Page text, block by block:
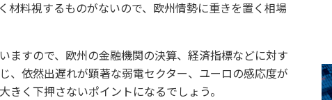
材料視するものがないので、欧州情勢に重きを置く相場
ますので、欧州の金融機関の決算、経済指標などに対す
、依然出遅れが顕著な弱電セクター、ユーロの感応度が
く下押さないポイントになるでしょう。